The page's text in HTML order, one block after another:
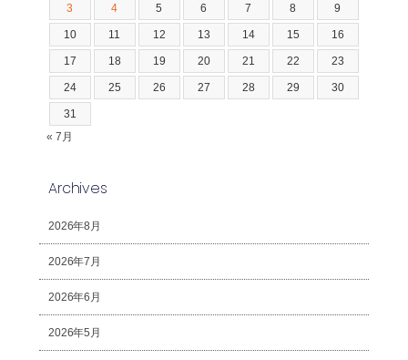
3 4 5 6 7 8 9
10 11 12 13 14 15 16
17 18 19 20 21 22 23
24 25 26 27 28 29 30
31
« 7月
Archives
2026年8月
2026年7月
2026年6月
2026年5月